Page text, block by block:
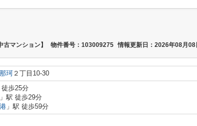
古マンション】 物件番号：103009275 情報更新日：2026年08月08
珂 ２丁目10-30
徒歩25分
」駅 徒歩29分
」駅 徒歩59分